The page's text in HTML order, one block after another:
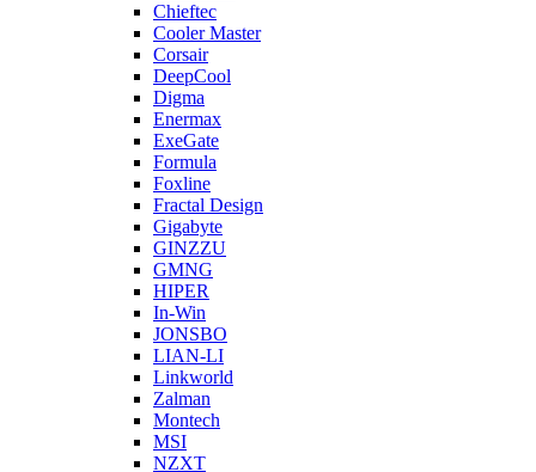
Chieftec
Cooler Master
Corsair
DeepCool
Digma
Enermax
ExeGate
Formula
Foxline
Fractal Design
Gigabyte
GINZZU
GMNG
HIPER
In-Win
JONSBO
LIAN-LI
Linkworld
Zalman
Montech
MSI
NZXT